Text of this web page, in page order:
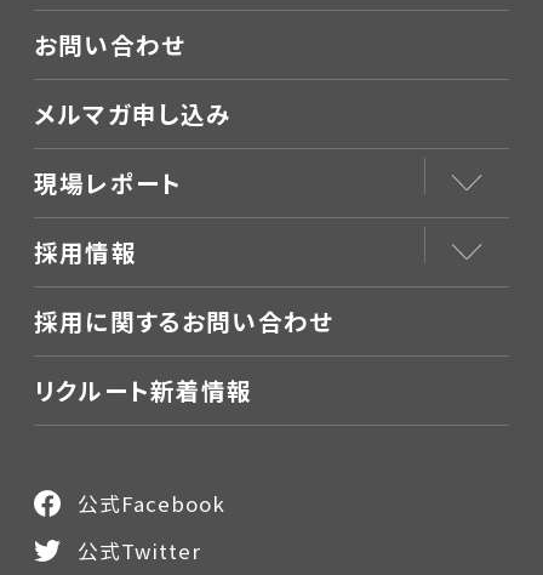
お問い合わせ
メルマガ申し込み
現場レポート
採用情報
採用に関するお問い合わせ
リクルート新着情報
公式Facebook
公式Twitter